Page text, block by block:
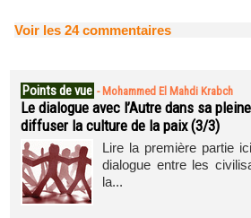
Voir les 24commentaires
Points de vue - Mohammed El Mahdi Krabch
Le dialogue avec l’Autre dans sa
diffuser la culture de la paix (3/3)
Lire la première partie
dialogue entre les
la...